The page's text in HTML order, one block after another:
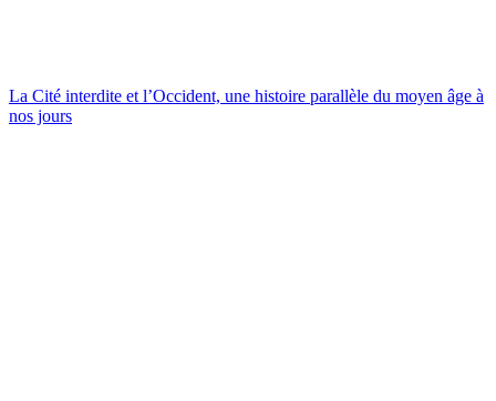
La Cité interdite et l’Occident, une histoire parallèle du moyen âge à
nos jours